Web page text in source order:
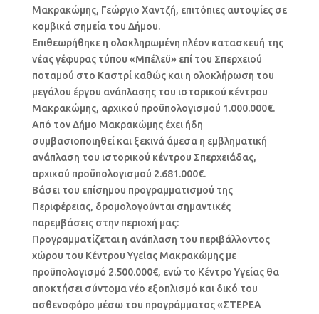
Μακρακώμης, Γεώργιο Χαντζή, επιτόπιες αυτοψίες σε
κομβικά σημεία του Δήμου.
Επιθεωρήθηκε η ολοκληρωμένη πλέον κατασκευή της
νέας γέφυρας τύπου «Μπέλεϋ» επί του Σπερχειού
ποταμού στο Καστρί καθώς και η ολοκλήρωση του
μεγάλου έργου ανάπλασης του ιστορικού κέντρου
Μακρακώμης, αρχικού προϋπολογισμού 1.000.000€.
Από τον Δήμο Μακρακώμης έχει ήδη
συμβασιοποιηθεί και ξεκινά άμεσα η εμβληματική
ανάπλαση του ιστορικού κέντρου Σπερχειάδας,
αρχικού προϋπολογισμού 2.681.000€.
Βάσει του επίσημου προγραμματισμού της
Περιφέρειας, δρομολογούνται σημαντικές
παρεμβάσεις στην περιοχή μας:
Προγραμματίζεται η ανάπλαση του περιβάλλοντος
χώρου του Κέντρου Υγείας Μακρακώμης με
προϋπολογισμό 2.500.000€, ενώ το Κέντρο Υγείας θα
αποκτήσει σύντομα νέο εξοπλισμό και δικό του
ασθενοφόρο μέσω του προγράμματος «ΣΤΕΡΕΑ